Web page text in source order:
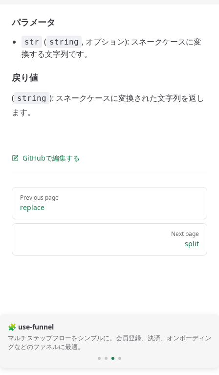
パラメータ
str ( string , オプション): スネークケースに変
換する文字列です。
戻り値
( string ): スネークケースに変換された文字列を返し
ます。
GitHubで編集する
Pager
Previous page
replace
Next page
split
🧩 use-funnel
マルチステップフローをシンプルに。会員登録、決済、オンボーディン
グなどのファネルに最適。